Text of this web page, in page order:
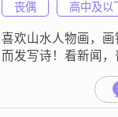
丧偶
高中及以
喜欢山水人物画，
而发写诗！看新闻
亲节目！为家人的
知识！学过中医理
开过理疗店，现在